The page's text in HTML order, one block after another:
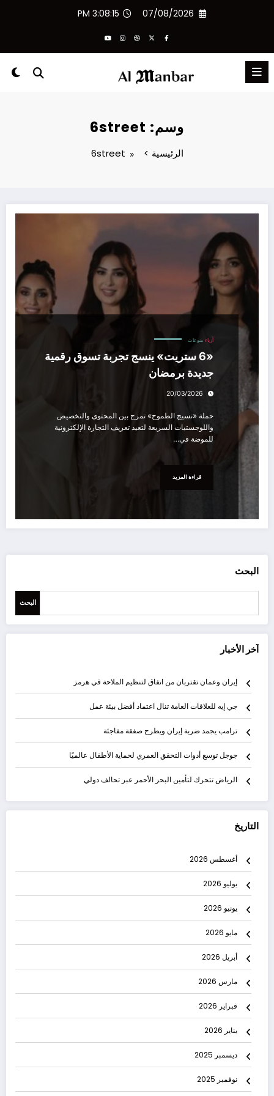
07/08/2026
3:08:15 PM
وسم: 6street
الرئيسية 6street
أزياء منوعات
«6 ستريت» ينسج تجربة تسوق رقمية
جديدة برمضان
20/03/2026
حملة «نسيج الطموح» تمزج بين المحتوى والتخصيص
واللوجستيات السريعة لتعيد تعريف التجارة الإلكترونية
للموضة في…
قراءة المزيد
البحث
البحث
آخر الأخبار
إيران وعمان تقتربان من اتفاق لتنظيم الملاحة في هرمز
جي إيه للعلاقات العامة تنال اعتماد أفضل بيئة عمل
ترامب يجمد ضربة إيران ويطرح صفقة مفاجئة
جوجل توسع أدوات التحقق العمري لحماية الأطفال عالميًا
الرياض تتحرك لتأمين البحر الأحمر عبر تحالف دولي
التاريخ
أغسطس 2026
يوليو 2026
يونيو 2026
مايو 2026
أبريل 2026
مارس 2026
فبراير 2026
يناير 2026
ديسمبر 2025
نوفمبر 2025